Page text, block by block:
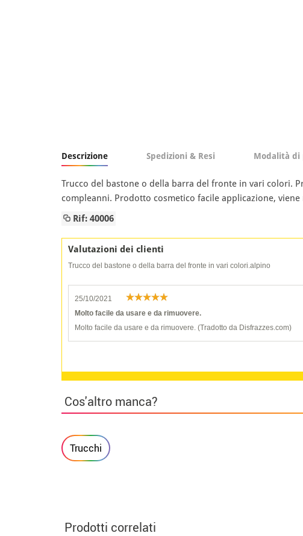
Descrizione Spedizioni & Resi Modalità di
Trucco del bastone o della barra del fronte in vari colori.
compleanni. Prodotto cosmetico facile applicazione, viene
Rif: 40006
Valutazioni dei clienti
Trucco del bastone o della barra del fronte in vari colori.alpino
25/10/2021
Molto facile da usare e da rimuovere.
Molto facile da usare e da rimuovere. (Tradotto da Disfrazzes.com)
Cos'altro manca?
Trucchi
Prodotti correlati